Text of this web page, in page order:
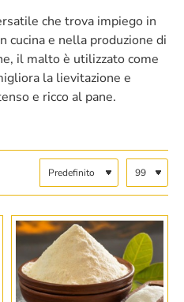
che trova impiego in
e nella produzione di
il malto è utilizzato come
la lievitazione e
e ricco al pane.